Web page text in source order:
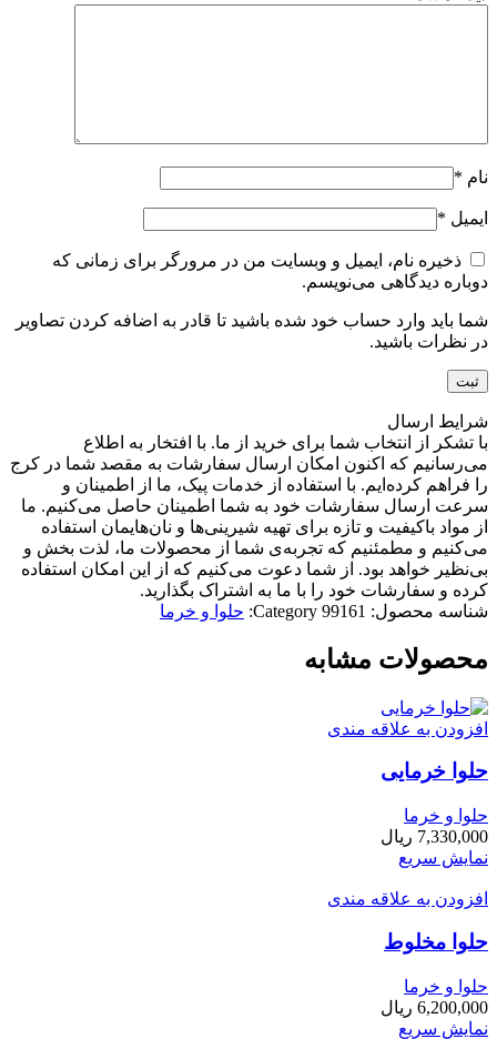
نام *
ایمیل *
ذخیره نام، ایمیل و وبسایت من در مرورگر برای زمانی که
دوباره دیدگاهی می‌نویسم.
شما باید وارد حساب خود شده باشید تا قادر به اضافه کردن تصاویر
در نظرات باشید.
شرایط ارسال
با تشکر از انتخاب شما برای خرید از ما. با افتخار به اطلاع
می‌رسانیم که اکنون امکان ارسال سفارشات به مقصد شما در کرج
را فراهم کرده‌ایم. با استفاده از خدمات پیک، ما از اطمینان و
سرعت ارسال سفارشات خود به شما اطمینان حاصل می‌کنیم. ما
از مواد باکیفیت و تازه برای تهیه شیرینی‌ها و نان‌هایمان استفاده
می‌کنیم و مطمئنیم که تجربه‌ی شما از محصولات ما، لذت بخش و
بی‌نظیر خواهد بود. از شما دعوت می‌کنیم که از این امکان استفاده
کرده و سفارشات خود را با ما به اشتراک بگذارید.
شناسه محصول: 99161
Category: حلوا و خرما
محصولات مشابه
افزودن به علاقه مندی
حلوا خرمایی
حلوا و خرما
7,330,000 ریال
نمایش سریع
افزودن به علاقه مندی
حلوا مخلوط
حلوا و خرما
6,200,000 ریال
نمایش سریع